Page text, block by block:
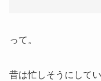
って。
昔は忙しそうにして